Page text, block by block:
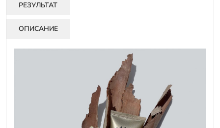
РЕЗУЛЬТАТ
ОПИСАНИЕ